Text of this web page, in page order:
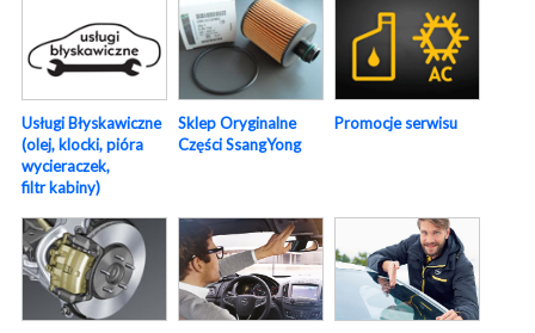
Usługi Błyskawiczne
(olej, klocki, pióra
wycieraczek,
filtr kabiny)
Sklep Oryginalne
Części SsangYong
Promocje serwisu